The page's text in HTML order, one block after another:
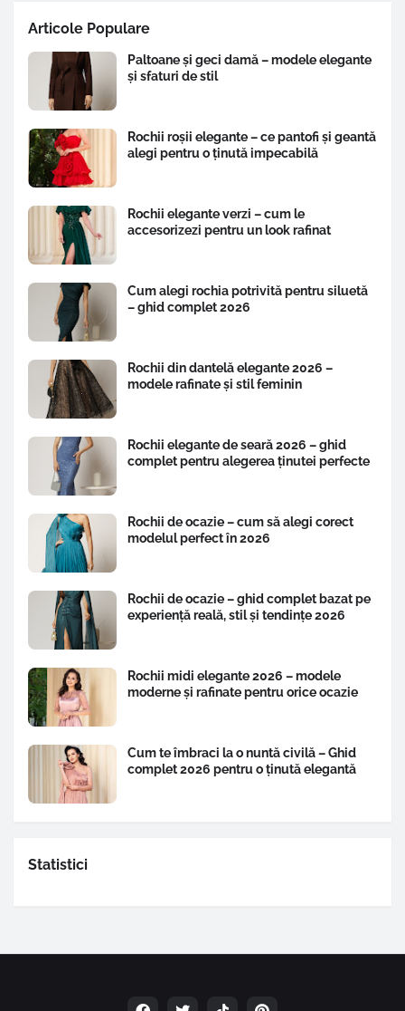
Articole Populare
Paltoane și geci damă – modele elegante
și sfaturi de stil
Rochii roșii elegante – ce pantofi și geantă
alegi pentru o ținută impecabilă
Rochii elegante verzi – cum le
accesorizezi pentru un look rafinat
Cum alegi rochia potrivită pentru siluetă
– ghid complet 2026
Rochii din dantelă elegante 2026 –
modele rafinate și stil feminin
Rochii elegante de seară 2026 – ghid
complet pentru alegerea ținutei perfecte
Rochii de ocazie – cum să alegi corect
modelul perfect în 2026
Rochii de ocazie – ghid complet bazat pe
experiență reală, stil și tendințe 2026
Rochii midi elegante 2026 – modele
moderne și rafinate pentru orice ocazie
Cum te îmbraci la o nuntă civilă – Ghid
complet 2026 pentru o ținută elegantă
Statistici